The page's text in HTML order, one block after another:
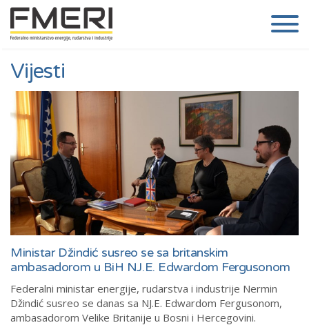
Vijesti
Ministar Džindić susreo se sa britanskim
ambasadorom u BiH NJ.E. Edwardom Fergusonom
Federalni ministar energije, rudarstva i industrije Nermin
Džindić susreo se danas sa NJ.E. Edwardom Fergusonom,
ambasadorom Velike Britanije u Bosni i Hercegovini.